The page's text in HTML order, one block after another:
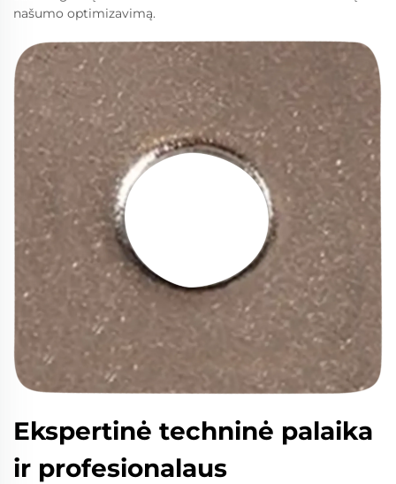
našumo optimizavimą.
Ekspertinė techninė palaika
ir profesionalaus